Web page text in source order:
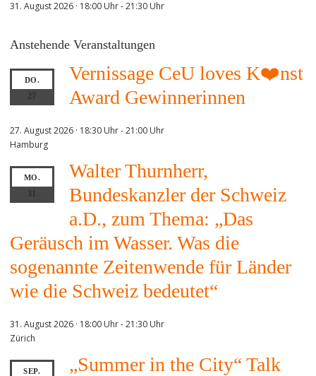
31. August 2026 · 18:00 Uhr-21:30 Uhr
Anstehende Veranstaltungen
DO.
27
Vernissage CeU loves K❤️nst
Award Gewinnerinnen
27. August 2026 · 18:30 Uhr-21:00 Uhr
Hamburg
MO.
31
Walter Thurnherr,
Bundeskanzler der Schweiz
a.D., zum Thema: „Das
Geräusch im Wasser. Was die
sogenannte Zeitenwende für Länder
wie die Schweiz bedeutet“
31. August 2026 · 18:00 Uhr-21:30 Uhr
Zürich
SEP.
„Summer in the City“ Talk